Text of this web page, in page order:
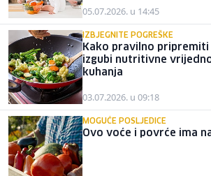
05.07.2026. u 14:45
IZBJEGNITE POGREŠKE
Kako pravilno pripremiti
izgubi nutritivne
kuhanja
03.07.2026. u 09:18
MOGUĆE POSLJEDICE
Ovo voće i povrće ima